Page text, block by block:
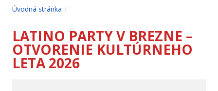
Úvodná stránka
LATINO PARTY V BREZNE –
OTVORENIE KULTÚRNEHO
LETA 2026